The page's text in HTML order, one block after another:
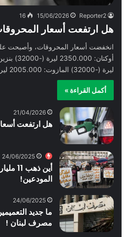
Reporter2
15/06/2026
16
هل ارتفعت أسعار
ليرة (-32000) المازوت: 2005.000 ليرة…
أكمل القراءة »
21/04/2026
هل ارتفعت
24/06/2025
أين
المودعين!
24/06/2025
مصرف لبنان !